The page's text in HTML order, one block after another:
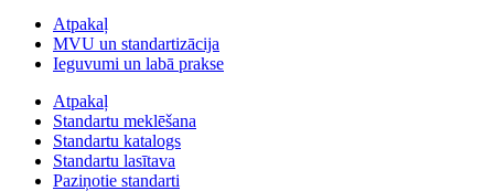
Atpakaļ
MVU un standartizācija
Ieguvumi un labā prakse
Atpakaļ
Standartu meklēšana
Standartu katalogs
Standartu lasītava
Paziņotie standarti